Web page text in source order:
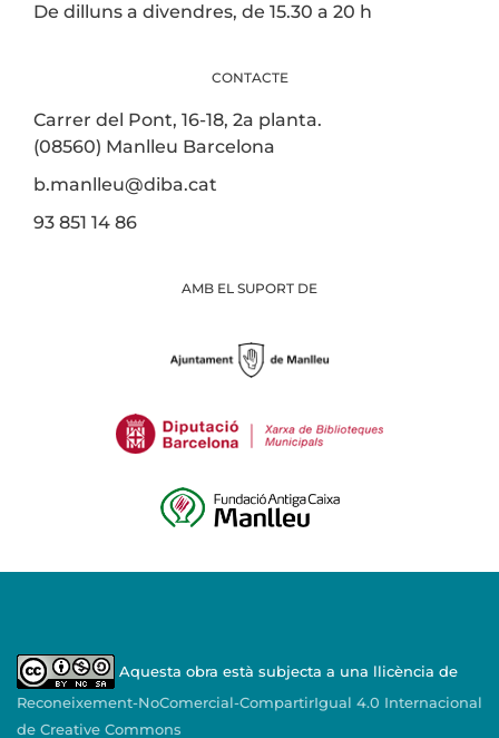
De dilluns a divendres, de 15.30 a 20 h
CONTACTE
Carrer del Pont, 16-18, 2a planta.
(08560) Manlleu Barcelona
b.manlleu@diba.cat
93 851 14 86
AMB EL SUPORT DE
Aquesta obra està subjecta a una llicència de
Reconeixement-NoComercial-CompartirIgual 4.0 Internacional
de Creative Commons